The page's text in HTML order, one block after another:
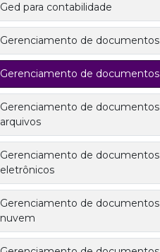
Ged para contabilidade
Gerenciamento de documentos
Gerenciamento de
Gerenciamento de
arquivos
Gerenciamento de documentos
eletrônicos
Gerenciamento de
nuvem